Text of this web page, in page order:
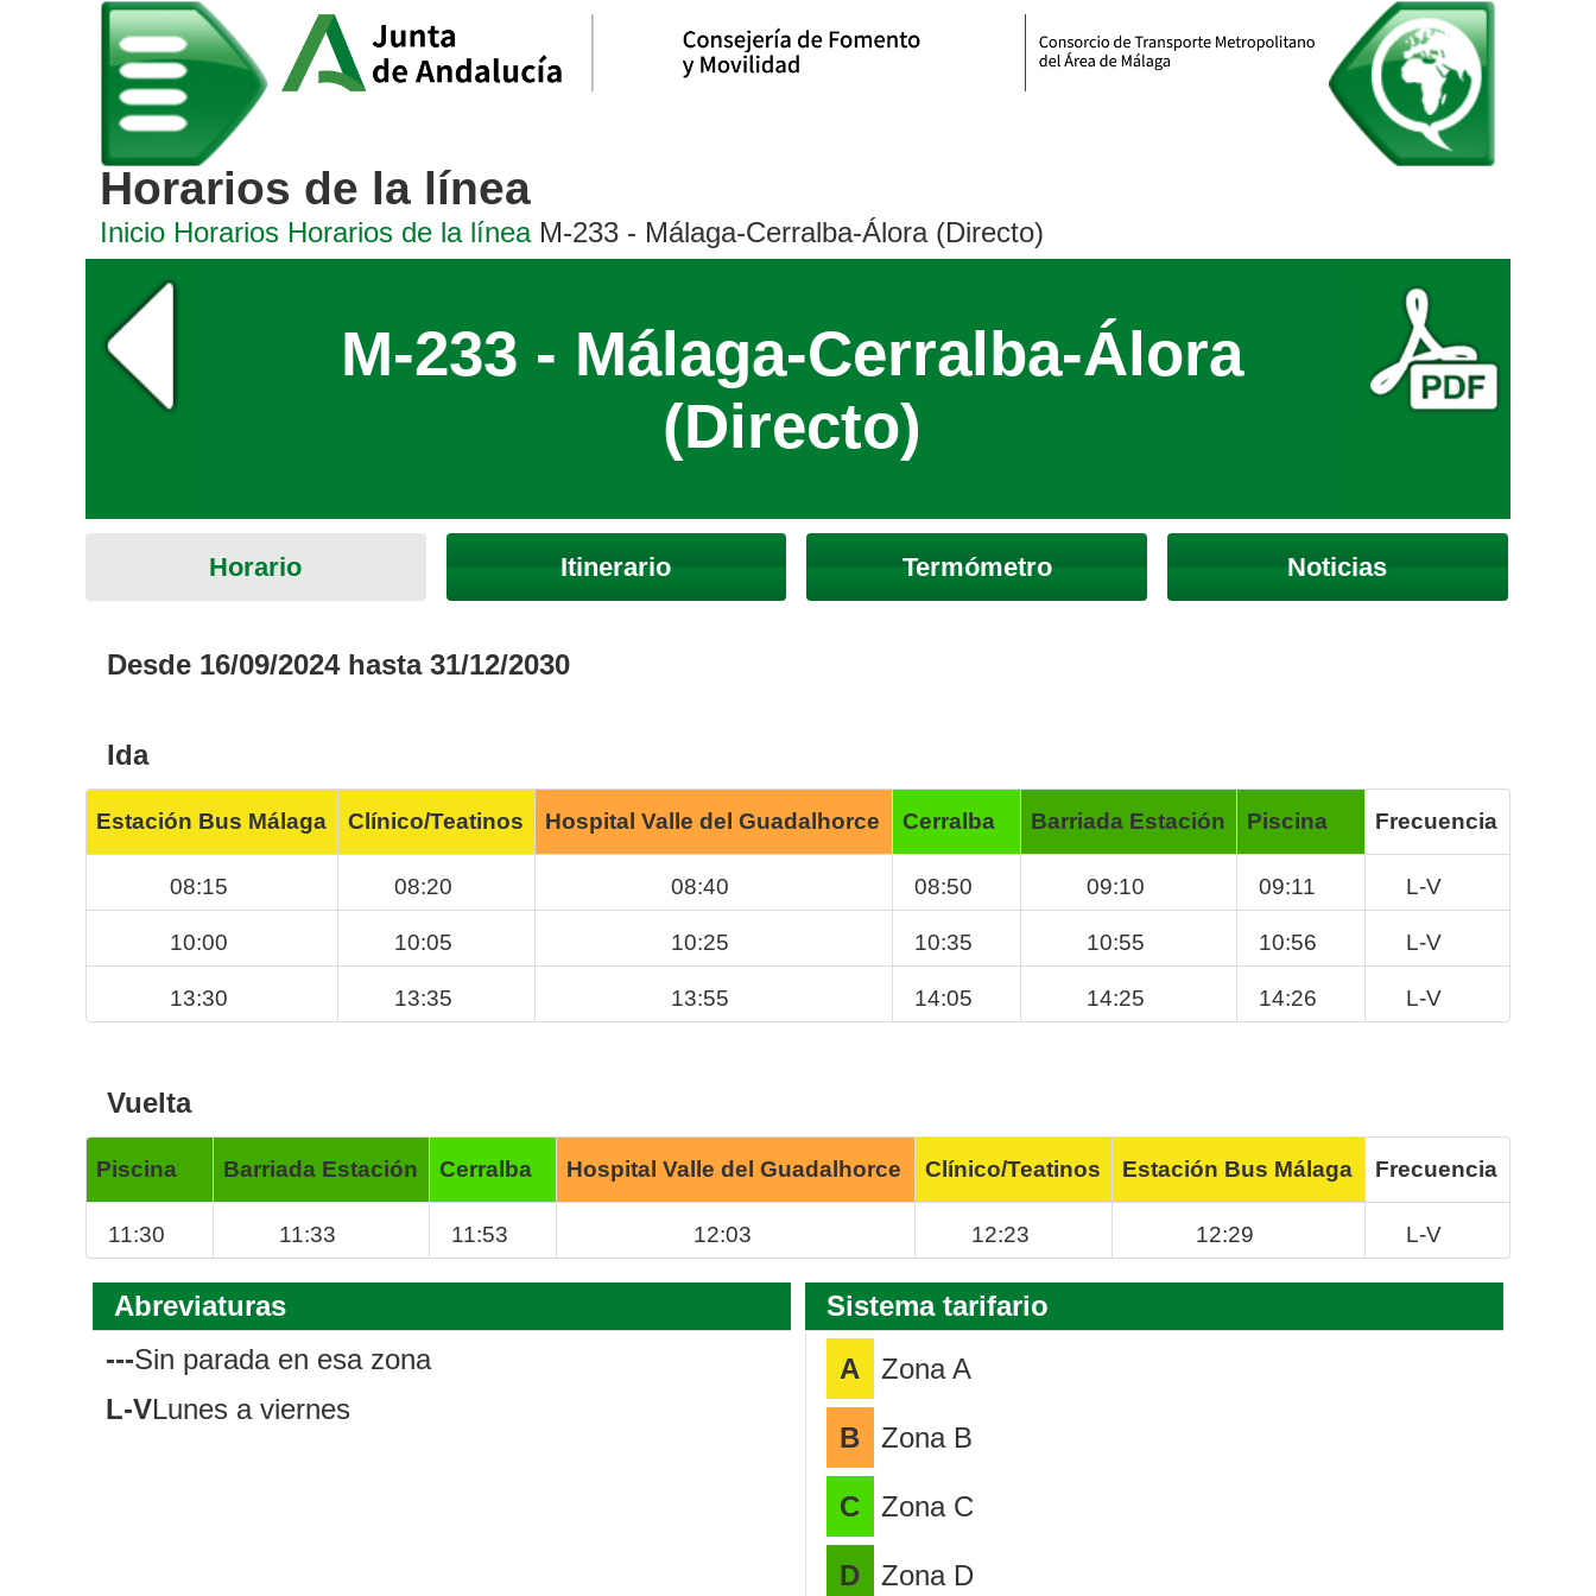
Horarios de la línea
Inicio Horarios Horarios de la línea M-233 - Málaga-Cerralba-Álora (Directo)
M-233 - Málaga-Cerralba-Álora
(Directo)
Horario Itinerario Termómetro Noticias
Desde 16/09/2024 hasta 31/12/2030
Ida
Estación Bus Málaga Clínico/Teatinos Hospital Valle del Guadalhorce Cerralba Barriada Estación Piscina Frecuencia
08:15 08:20 08:40 08:50 09:10 09:11 L-V
10:00 10:05 10:25 10:35 10:55 10:56 L-V
13:30 13:35 13:55 14:05 14:25 14:26 L-V
Vuelta
Piscina Barriada Estación Cerralba Hospital Valle del Guadalhorce Clínico/Teatinos Estación Bus Málaga Frecuencia
11:30 11:33 11:53 12:03 12:23 12:29 L-V
Abreviaturas
---Sin parada en esa zona
L-VLunes a viernes
Sistema tarifario
A
Zona A
B Zona B
C Zona C
D Zona D